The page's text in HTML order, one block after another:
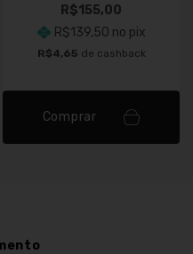
R$155,00
R$139,50 no pix
R$4,65 de cashback
Comprar